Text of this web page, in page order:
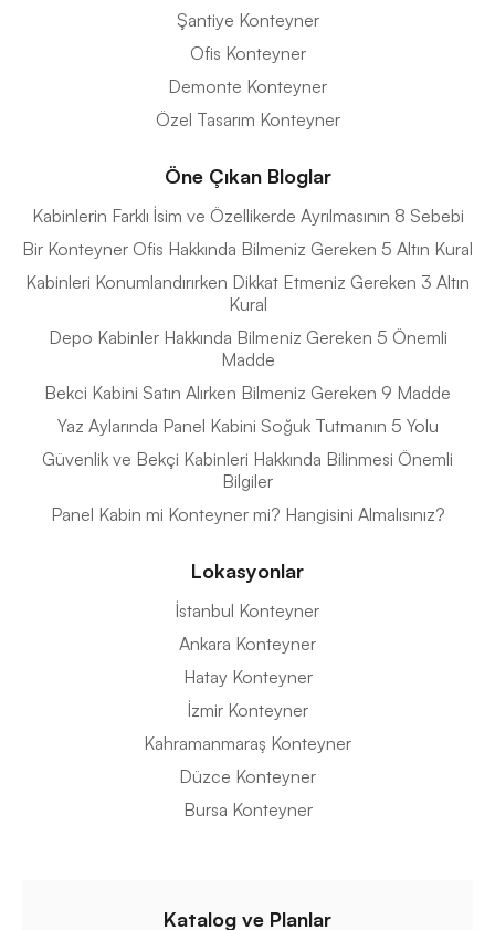
Şantiye Konteyner
Ofis Konteyner
Demonte Konteyner
Özel Tasarım Konteyner
Öne Çıkan Bloglar
Kabinlerin Farklı İsim ve Özellikerde Ayrılmasının 8 Sebebi
Bir Konteyner Ofis Hakkında Bilmeniz Gereken 5 Altın Kural
Kabinleri Konumlandırırken Dikkat Etmeniz Gereken 3 Altın
Kural
Depo Kabinler Hakkında Bilmeniz Gereken 5 Önemli
Madde
Bekci Kabini Satın Alırken Bilmeniz Gereken 9 Madde
Yaz Aylarında Panel Kabini Soğuk Tutmanın 5 Yolu
Güvenlik ve Bekçi Kabinleri Hakkında Bilinmesi Önemli
Bilgiler
Panel Kabin mi Konteyner mi? Hangisini Almalısınız?
Lokasyonlar
İstanbul Konteyner
Ankara Konteyner
Hatay Konteyner
İzmir Konteyner
Kahramanmaraş Konteyner
Düzce Konteyner
Bursa Konteyner
Katalog ve Planlar